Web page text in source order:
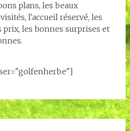
plans, les beaux
l'accueil réservé, les
les bonnes surprises et